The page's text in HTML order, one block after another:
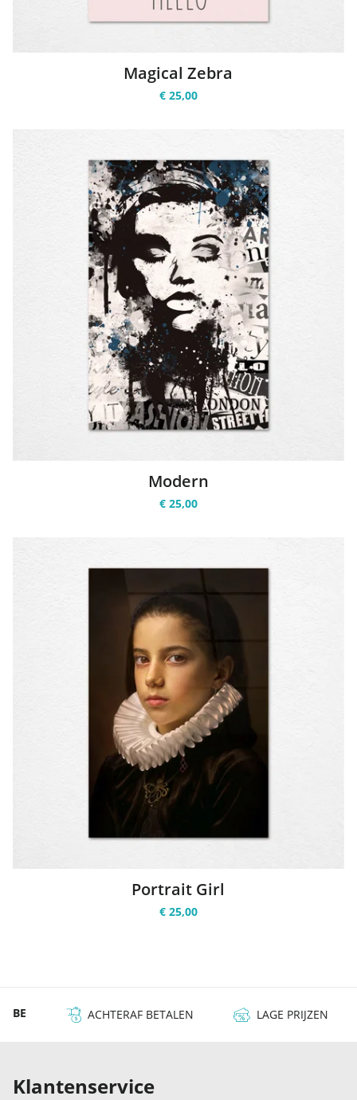
Magical Zebra
€ 25,00
Modern
€ 25,00
Portrait Girl
€ 25,00
BE ACHTERAF BETALEN LAGE PRIJZEN
Klantenservice